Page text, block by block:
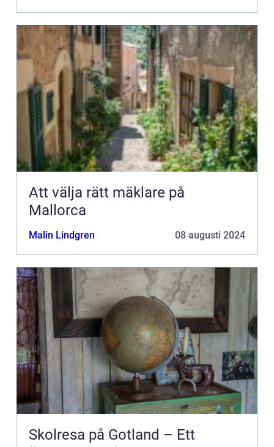
Att välja rätt mäklare på
Mallorca
Malin Lindgren 08 augusti 2024
Skolresa på Gotland – Ett